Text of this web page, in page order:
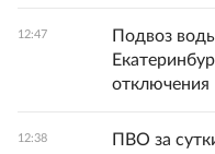
12:47
Подвоз
отключения
12:38
ПВО за